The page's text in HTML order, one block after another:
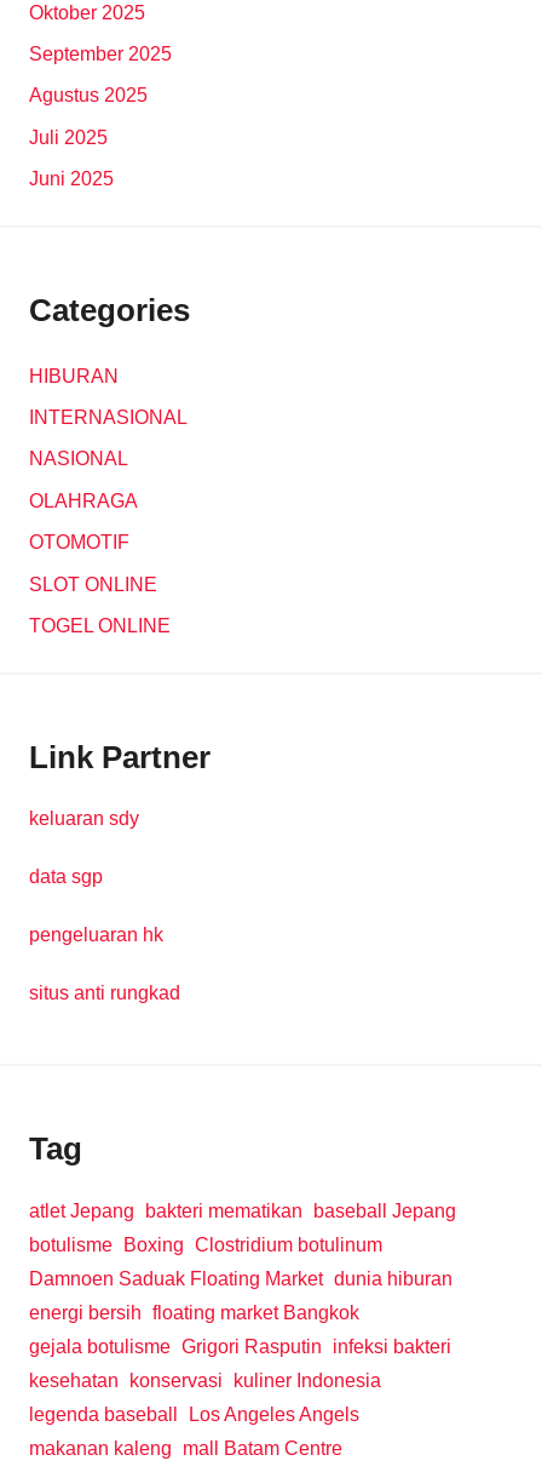
Oktober 2025
September 2025
Agustus 2025
Juli 2025
Juni 2025
Categories
HIBURAN
INTERNASIONAL
NASIONAL
OLAHRAGA
OTOMOTIF
SLOT ONLINE
TOGEL ONLINE
Link Partner
keluaran sdy
data sgp
pengeluaran hk
situs anti rungkad
Tag
atlet Jepang bakteri mematikan
baseball Jepang
botulisme
Boxing Clostridium botulinum
Damnoen Saduak Floating Market dunia hiburan
energi bersih floating market Bangkok
gejala botulisme Grigori Rasputin
infeksi bakteri
kesehatan
konservasi
kuliner Indonesia
legenda baseball
Los Angeles Angels
makanan kaleng
mall Batam Centre